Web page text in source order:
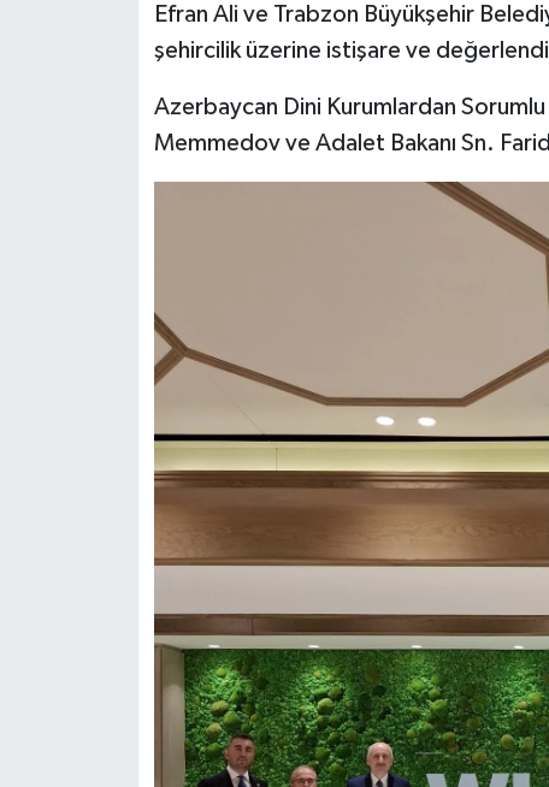
Efran Ali ve Trabzon Büyükşehir
şehircilik üzerine istişare ve
Azerbaycan Dini Kurumlardan
Memmedov ve Adalet Bakanı Sn.